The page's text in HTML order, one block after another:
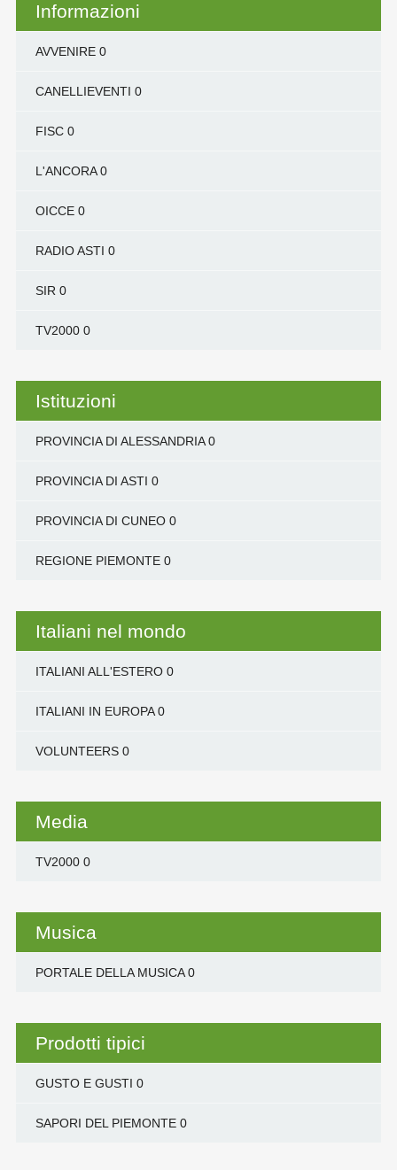
Informazioni
AVVENIRE0
CANELLIEVENTI 0
FISC0
L'ANCORA0
OICCE0
RADIO ASTI 0
SIR 0
TV20000
Istituzioni
PROVINCIA DI ALESSANDRIA0
PROVINCIA DI ASTI 0
PROVINCIA DI CUNEO0
REGIONE PIEMONTE0
Italiani nel mondo
ITALIANI ALL'ESTERO0
ITALIANI IN EUROPA0
VOLUNTEERS0
Media
TV20000
Musica
PORTALE DELLA MUSICA0
Prodotti tipici
GUSTO E GUSTI 0
SAPORI DEL PIEMONTE0